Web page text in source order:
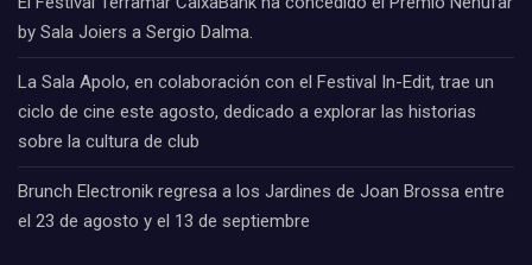
by Sala Joiers a Sergio Dalma.
La Sala Apolo, en colaboración con el Festival In-Edit, trae un
ciclo de cine este agosto, dedicado a explorar las historias
sobre la cultura de club
Brunch Electronik regresa a los Jardines de Joan Brossa entre
el 23 de agosto y el 13 de septiembre